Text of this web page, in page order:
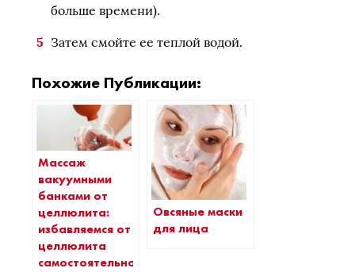
больше времени).
Затем смойте ее теплой водой.
Похожие Публикации:
Массаж
вакуумными
банками от
целлюлита:
избавляемся от
целлюлита
самостоятельно
Овсяные маски
для лица